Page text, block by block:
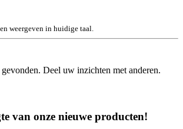
weergeven in huidige taal.
Deel uw inzichten met anderen.
van onze nieuwe producten!